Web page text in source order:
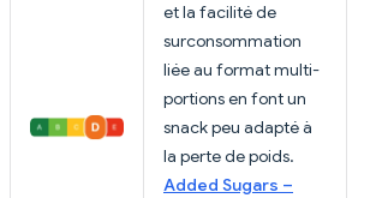
et la facilité de
surconsommation
liée au format multi-
portions en font un
snack peu adapté à
la perte de poids.
Added Sugars –